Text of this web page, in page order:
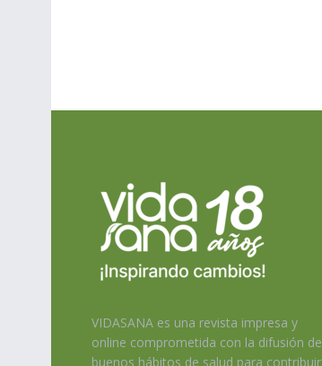
VIDASANA es una revista impresa y
online comprometida con la difusión de
buenos hábitos de salud para contribuir